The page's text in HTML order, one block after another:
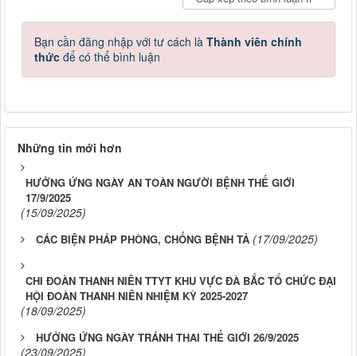
Bạn cần đăng nhập với tư cách là Thành viên chính
thức để có thể bình luận
Những tin mới hơn
HƯỞNG ỨNG NGÀY AN TOÀN NGƯỜI BỆNH THẾ GIỚI
17/9/2025
(15/09/2025)
CÁC BIỆN PHÁP PHÒNG, CHỐNG BỆNH TẢ (17/09/2025)
CHI ĐOÀN THANH NIÊN TTYT KHU VỰC ĐÀ BẮC TỔ CHỨC ĐẠI
HỘI ĐOÀN THANH NIÊN NHIỆM KỲ 2025-2027
(18/09/2025)
HƯỞNG ỨNG NGÀY TRÁNH THAI THẾ GIỚI 26/9/2025
(23/09/2025)